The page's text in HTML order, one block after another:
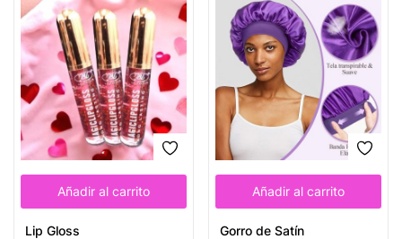
Añadir al carrito
Lip Gloss
Añadir al carrito
Gorro de Satín